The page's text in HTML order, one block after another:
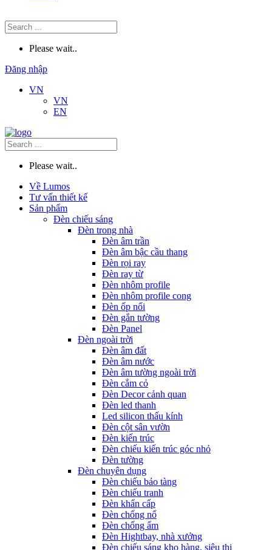
Please wait..
Đăng nhập
VN
VN
EN
Please wait..
Về Lumos
Tư vấn thiết kế
Sản phẩm
Đèn chiếu sáng
Đèn trong nhà
Đèn âm trần
Đèn âm bậc cầu thang
Đèn rọi ray
Đèn ray từ
Đèn nhôm profile
Đèn nhôm profile cong
Đèn ốp nổi
Đèn gắn tường
Đèn Panel
Đèn ngoài trời
Đèn âm đất
Đèn âm nước
Đèn âm tường ngoài trời
Đèn cắm cỏ
Đèn Decor cảnh quan
Đèn led thanh
Led silicon thấu kính
Đèn cột sân vườn
Đèn kiến trúc
Đèn chiếu kiến trúc góc nhỏ
Đèn tường
Đèn chuyên dụng
Đèn chiếu bảo tàng
Đèn chiếu tranh
Đèn khẩn cấp
Đèn chống nổ
Đèn chống ẩm
Đèn Hightbay, nhà xưởng
Đèn chiếu sáng kho hàng, siêu thị